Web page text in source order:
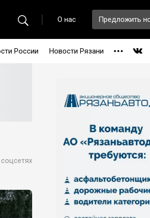
О нас Предложить
России Новости Рязани